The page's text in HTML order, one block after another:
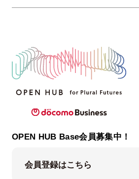
OPEN HUB Base会員募集中！
会員登録はこちら